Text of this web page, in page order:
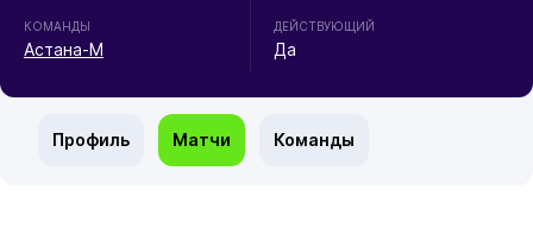
КОМАНДЫ
Астана-М
ДЕЙСТВУЮЩИЙ
Да
Профиль Матчи Команды